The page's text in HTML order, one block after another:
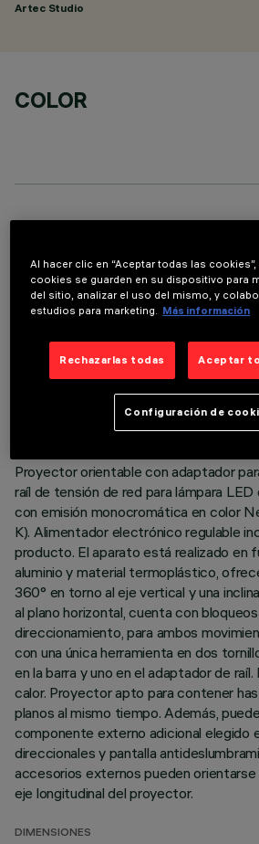
Artec Studio
COLOR
DATOS TÉCNICOS
ÚLTIMA ACTUALIZACIÓN: 05/08/2026
Proyector orientable con adaptador
raíl de tensión de red para lámpara
con emisión monocromática en color
K). Alimentador electrónico regulable
producto. El aparato está realizado en
aluminio y material termoplástico,
360° en torno al eje vertical y una
al plano horizontal, cuenta con
direccionamiento, para ambos
con una única herramienta en dos
en la barra y uno en el adaptador de
calor. Proyector apto para contener
planos al mismo tiempo. Además,
componente externo adicional elegido
direccionales y pantalla
accesorios externos pueden
eje longitudinal del proyector.
DIMENSIONES
Al hacer clic en “Aceptar todas las
cookies se guarden en su dispositivo para
del sitio, analizar el uso del mismo, y
estudios para marketing.
Más información
Rechazarlas todas Aceptar
Configuración de